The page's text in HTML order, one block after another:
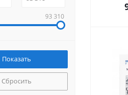
93 310
Сбросить